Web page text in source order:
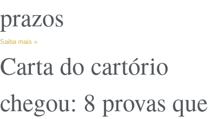
prazos
Saiba mais »
Carta do cartório
chegou: 8 provas que